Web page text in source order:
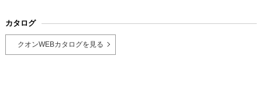
カタログ
クオンWEBカタログを見る